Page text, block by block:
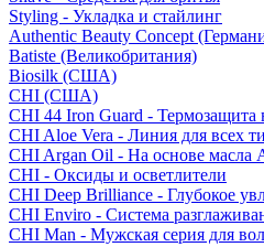
Styling - Укладка и стайлинг
Authentic Beauty Concept
Batiste (Великобритания)
Biosilk (США)
CHI (США)
CHI 44 Iron Guard - Термозащита
CHI Aloe Vera - Линия для всех
CHI Argan Oil - На основе масла
CHI - Оксиды и осветлители
CHI Deep Brilliance - Глубокое
CHI Enviro - Система
CHI Man - Мужская серия для